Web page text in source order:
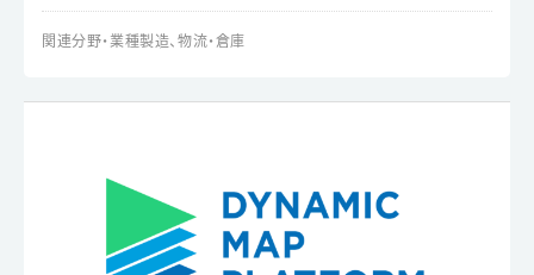
関連分野・業種製造、物流・倉庫